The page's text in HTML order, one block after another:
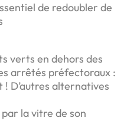
de redoubler de
verts en dehors des
arrêtés préfectoraux :
D’autres alternatives
la vitre de son